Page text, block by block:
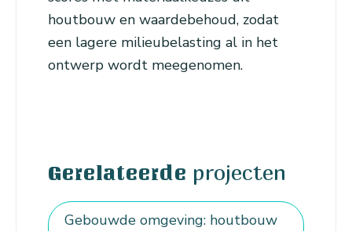
houtbouw en waardebehoud, zodat
een lagere milieubelasting al in het
ontwerp wordt meegenomen.
Gerelateerde projecten
Gebouwde omgeving: houtbouw